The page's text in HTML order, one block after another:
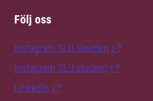
Följ oss
Instagram SLU.Sweden
Instagram SLU.student
LinkedIn